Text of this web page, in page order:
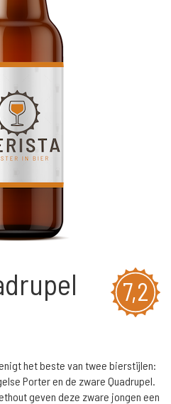
7,2
het beste van twee bierstijlen:
Porter en de zware Quadrupel.
geven deze zware jongen een